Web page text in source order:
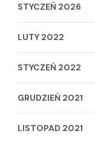
STYCZEŃ 2026
LUTY 2022
STYCZEŃ 2022
GRUDZIEŃ 2021
LISTOPAD 2021